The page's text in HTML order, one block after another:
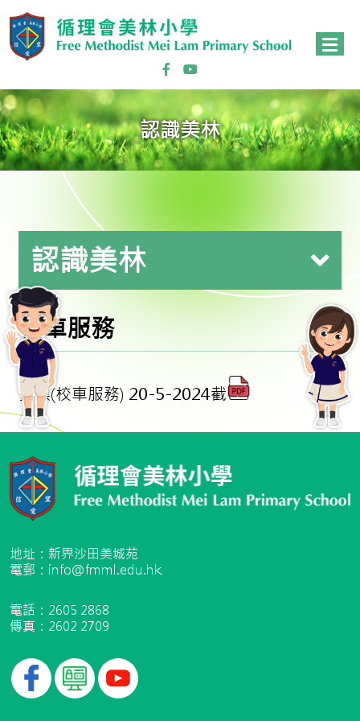
認識美林
認識美林
校車服務
招標(校車服務) 20-5-2024截
地址：新界沙田美城苑
電郵：info@fmml.edu.hk
電話：2605 2868
傳真：2602 2709